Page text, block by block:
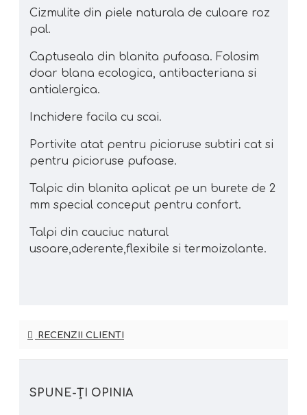
Cizmulite din piele naturala de culoare roz
pal.
Captuseala din blanita pufoasa. Folosim
doar blana ecologica, antibacteriana si
antialergica.
Inchidere facila cu scai.
Portivite atat pentru picioruse subtiri cat si
pentru picioruse pufoase.
Talpic din blanita aplicat pe un burete de 2
mm special conceput pentru confort.
Talpi din cauciuc natural
usoare,aderente,flexibile si termoizolante.
RECENZII CLIENTI
SPUNE-ŢI OPINIA